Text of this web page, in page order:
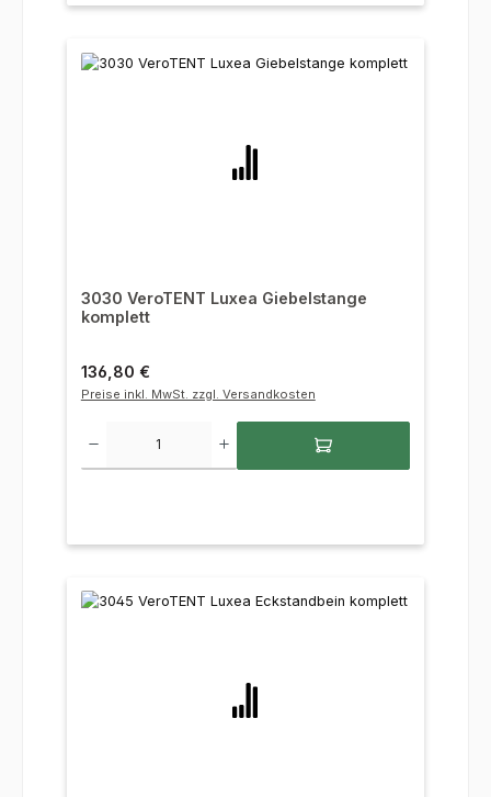
3030 VeroTENT Luxea Giebelstange
komplett
Regulärer Preis:
136,80 €
Preise inkl. MwSt. zzgl. Versandkosten